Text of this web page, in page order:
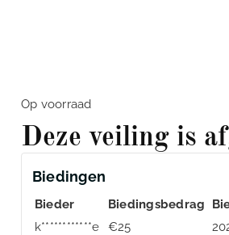
Op voorraad
Deze veiling is
Biedingen
Bieder Biedingsbedrag
k************e
€25